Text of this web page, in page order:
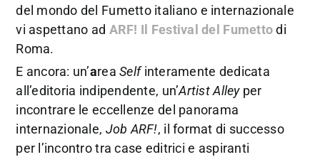
del mondo del Fumetto italiano e internazionale
vi aspettano ad ARF! Il Festival del Fumettodi
Roma.
E ancora: un’areaSelfinteramente dedicata
all’editoria indipendente, un’Artist Alleyper
incontrare le eccellenze del panorama
internazionale, Job ARF!, il format di successo
per l’incontro tra case editrici e aspiranti